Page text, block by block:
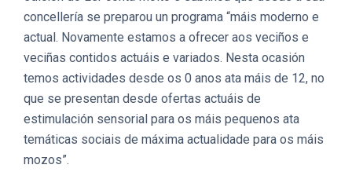
concellería se preparou un programa “máis moderno e
actual. Novamente estamos a ofrecer aos veciños e
veciñas contidos actuáis e variados. Nesta ocasión
temos actividades desde os 0 anos ata máis de 12, no
que se presentan desde ofertas actuáis de
estimulación sensorial para os máis pequenos ata
temáticas sociais de máxima actualidade para os máis
mozos”.